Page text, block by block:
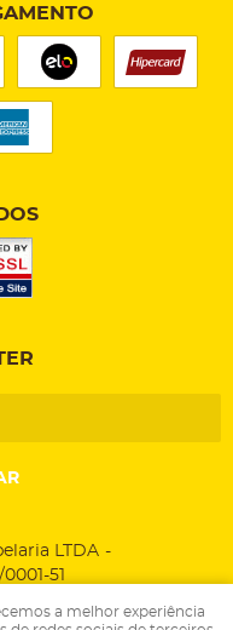
LTDA
51
a melhor experiência